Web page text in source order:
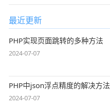
最近更新
PHP实现页面跳转的多种方法
2024-07-07
PHP中json浮点精度的解决方法
2024-07-07